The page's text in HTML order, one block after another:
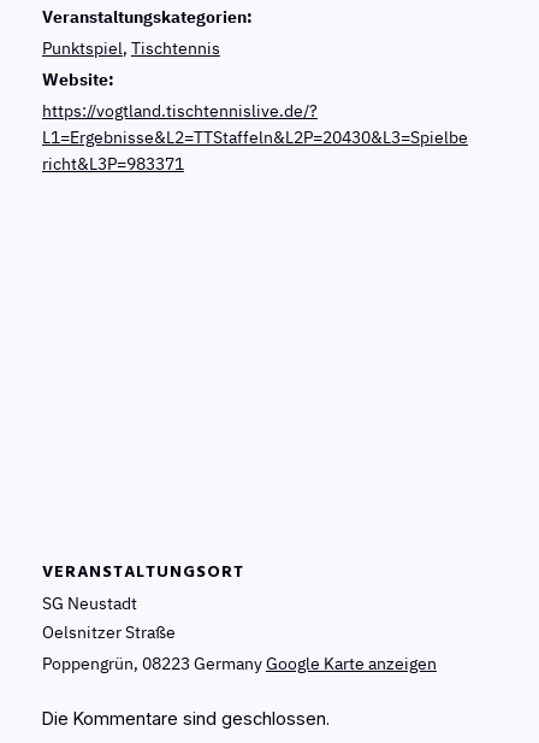
Veranstaltungskategorien:
Punktspiel, Tischtennis
Website:
https://vogtland.tischtennislive.de/?
L1=Ergebnisse&L2=TTStaffeln&L2P=20430&L3=Spielbe
richt&L3P=983371
VERANSTALTUNGSORT
SG Neustadt
Oelsnitzer Straße
Poppengrün, 08223 GermanyGoogle Karte anzeigen
Die Kommentare sind geschlossen.